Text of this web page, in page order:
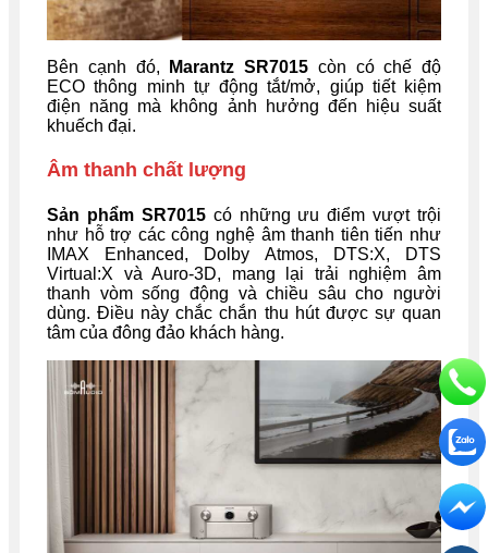
Bên cạnh đó, Marantz SR7015 còn có chế độ
ECO thông minh tự động tắt/mở, giúp tiết kiệm
điện năng mà không ảnh hưởng đến hiệu suất
khuếch đại.
Âm thanh chất lượng
Sản phẩm SR7015có những ưu điểm vượt trội
như hỗ trợ các công nghệ âm thanh tiên tiến như
IMAX Enhanced, Dolby Atmos, DTS:X, DTS
Virtual:X và Auro-3D, mang lại trải nghiệm âm
thanh vòm sống động và chiều sâu cho người
dùng. Điều này chắc chắn thu hút được sự quan
tâm của đông đảo khách hàng.